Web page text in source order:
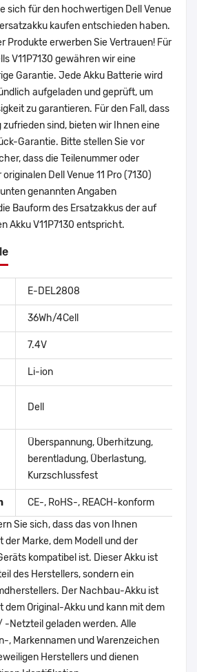
sich für den hochwertigen Dell Venue
ersatzakku kaufen entschieden haben.
Produkte erwerben Sie Vertrauen! Für
V11P7130 gewähren wir eine
Garantie. Jede Akku Batterie wird
aufgeladen und geprüft, um
zu garantieren. Für den Fall, dass
sind, bieten wir Ihnen eine
Garantie. Bitte stellen Sie vor
dass die Teilenummer oder
Dell Venue 11 Pro (7130)
genannten Angaben
Bauform des Ersatzakkus der auf
Akku V11P7130 entspricht.
E-DEL2808
36Wh/4Cell
7.4V
Li-ion
Dell
Überspannung, Überhitzung,
berentladung, Überlastung,
Kurzschlussfest
CE-, RoHS-, REACH-konform
Sie sich, dass das von Ihnen
der Marke, dem Modell und der
kompatibel ist. Dieser Akku ist
des Herstellers, sondern ein
Der Nachbau-Akku ist
dem Original-Akku und kann mit dem
-Netzteil geladen werden. Alle
, Markennamen und Warenzeichen
Herstellers und dienen